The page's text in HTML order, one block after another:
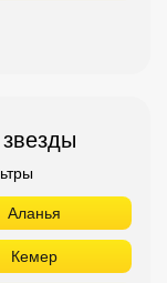
Аланья
Кемер